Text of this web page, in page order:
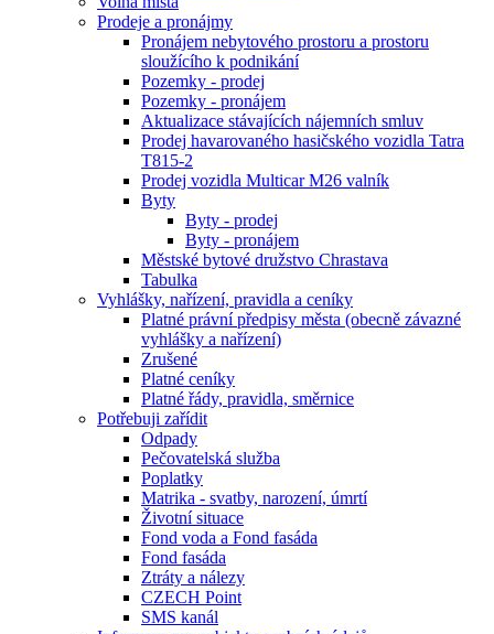
Prodeje a pronájmy
Pronájem nebytového prostoru a prostoru
sloužícího k podnikání
Pozemky - prodej
Pozemky - pronájem
Aktualizace stávajících nájemních smluv
Prodej havarovaného hasičského vozidla Tatra
T815-2
Prodej vozidla Multicar M26 valník
Byty
Byty - prodej
Byty - pronájem
Městské bytové družstvo Chrastava
Tabulka
Vyhlášky, nařízení, pravidla a ceníky
Platné právní předpisy města (obecně závazné
vyhlášky a nařízení)
Zrušené
Platné ceníky
Platné řády, pravidla, směrnice
Potřebuji zařídit
Odpady
Pečovatelská služba
Poplatky
Matrika - svatby, narození, úmrtí
Životní situace
Fond voda a Fond fasáda
Fond fasáda
Ztráty a nálezy
CZECH Point
SMS kanál